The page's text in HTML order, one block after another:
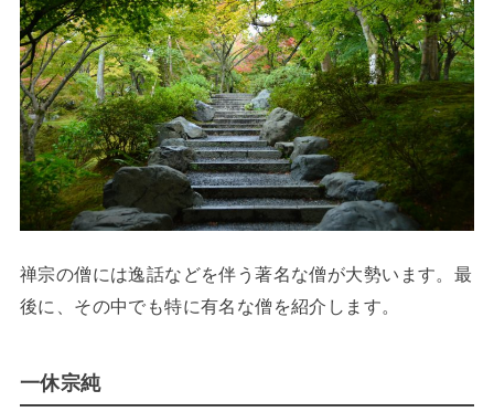
禅宗の僧には逸話などを伴う著名な僧が大勢います。最
後に、その中でも特に有名な僧を紹介します。
一休宗純